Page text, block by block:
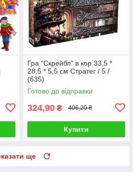
Гра "Скрейбл" в кор.33,5 *
28,5 * 5,5 см Стратег / 5 /
(635)
Готово до відправки
324,90 ₴ 406,20 ₴
Купити
ще